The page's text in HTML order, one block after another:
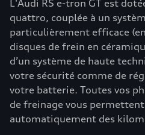
L'Audi RS e-tron GT est
quattro, couplée à un
particulièrement efficace
disques de frein en
d’un système de haute
votre sécurité comme de
votre batterie. Toutes vos
de freinage vous
automatiquement des